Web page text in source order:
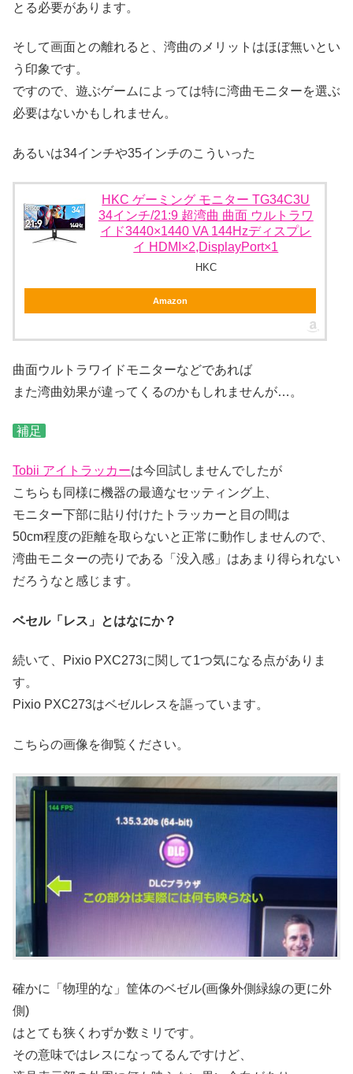
とる必要があります。
そして画面との離れると、湾曲のメリットはほぼ無いとい
う印象です。
ですので、遊ぶゲームによっては特に湾曲モニターを選ぶ
必要はないかもしれません。
あるいは34インチや35インチのこういった
HKC ゲーミング モニター TG34C3U
34インチ/21:9 超湾曲 曲面 ウルトラワ
イド3440×1440 VA 144Hzディスプレ
イ HDMI×2,DisplayPort×1
HKC
Amazon
曲面ウルトラワイドモニターなどであれば
また湾曲効果が違ってくるのかもしれませんが…。
補足
Tobii アイトラッカーは今回試しませんでしたが
こちらも同様に機器の最適なセッティング上、
モニター下部に貼り付けたトラッカーと目の間は
50cm程度の距離を取らないと正常に動作しませんので、
湾曲モニターの売りである「没入感」はあまり得られない
だろうなと感じます。
ベセル「レス」とはなにか？
続いて、Pixio PXC273に関して1つ気になる点がありま
す。
Pixio PXC273はベゼルレスを謳っています。
こちらの画像を御覧ください。
確かに「物理的な」筐体のベゼル(画像外側緑線の更に外
側)
はとても狭くわずか数ミリです。
その意味ではレスになってるんですけど、